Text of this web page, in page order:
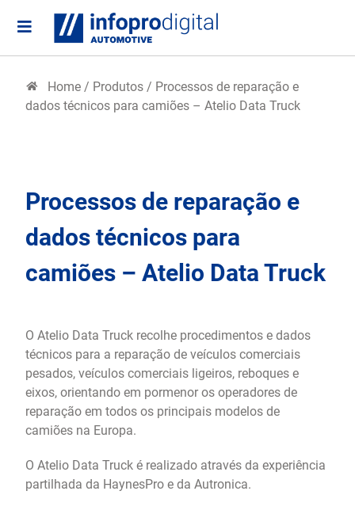
Home / Produtos / Processos de reparação e
dados técnicos para camiões – Atelio Data Truck
Processos de reparação e
dados técnicos para
camiões – Atelio Data Truck
O Atelio Data Truck recolhe procedimentos e dados
técnicos para a reparação de veículos comerciais
pesados, veículos comerciais ligeiros, reboques e
eixos, orientando em pormenor os operadores de
reparação em todos os principais modelos de
camiões na Europa.
O Atelio Data Truck é realizado através da experiência
partilhada da HaynesPro e da Autronica.